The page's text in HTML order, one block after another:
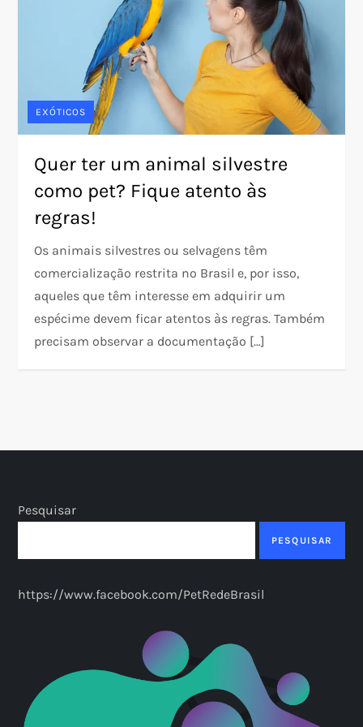
EXÓTICOS
Quer ter um animal silvestre
como pet? Fique atento às
regras!
Os animais silvestres ou selvagens têm
comercialização restrita no Brasil e, por isso,
aqueles que têm interesse em adquirir um
espécime devem ficar atentos às regras. Também
precisam observar a documentação […]
Pesquisar
PESQUISAR
https://www.facebook.com/PetRedeBrasil